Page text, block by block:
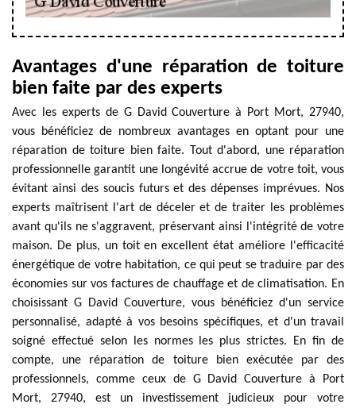
Avantages d'une réparation de toiture
bien faite par des experts
Avec les experts de G David Couverture à Port Mort, 27940,
vous bénéficiez de nombreux avantages en optant pour une
réparation de toiture bien faite. Tout d'abord, une réparation
professionnelle garantit une longévité accrue de votre toit, vous
évitant ainsi des soucis futurs et des dépenses imprévues. Nos
experts maîtrisent l'art de déceler et de traiter les problèmes
avant qu'ils ne s'aggravent, préservant ainsi l'intégrité de votre
maison. De plus, un toit en excellent état améliore l'efficacité
énergétique de votre habitation, ce qui peut se traduire par des
économies sur vos factures de chauffage et de climatisation. En
choisissant G David Couverture, vous bénéficiez d'un service
personnalisé, adapté à vos besoins spécifiques, et d'un travail
soigné effectué selon les normes les plus strictes. En fin de
compte, une réparation de toiture bien exécutée par des
professionnels, comme ceux de G David Couverture à Port
Mort, 27940, est un investissement judicieux pour votre